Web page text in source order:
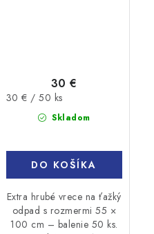
Skladom
30 €
Jednotková
30 € / 50 ks
DO KOŠÍKA
Extra hrubé vrece na ťažký
odpad s rozmermi 55 ×
100 cm – balenie 50 ks.